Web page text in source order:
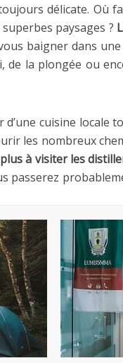
délicate. Où
paysages ?
baigner dans
la plongée ou
cuisine locale
les nombreux
à visiter les
passerez